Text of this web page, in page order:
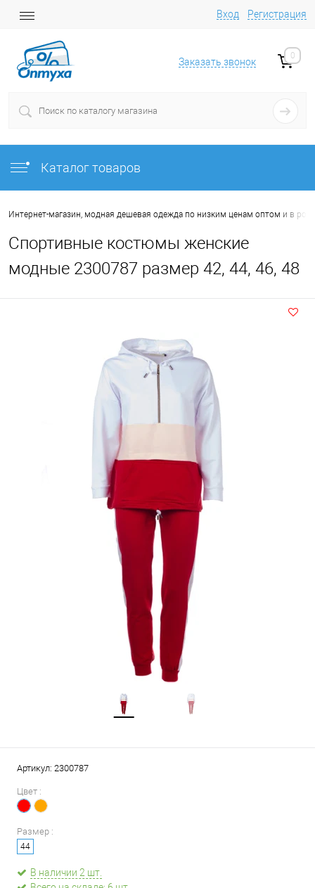
Вход Регистрация
Заказать звонок
0
Каталог товаров
Интернет-магазин, модная дешевая одежда по низким ценам оптом и в
Спортивные костюмы женские
модные 2300787 размер 42, 44, 46, 48
Артикул: 2300787
Цвет :
Размер :
44
В наличии 2 шт.